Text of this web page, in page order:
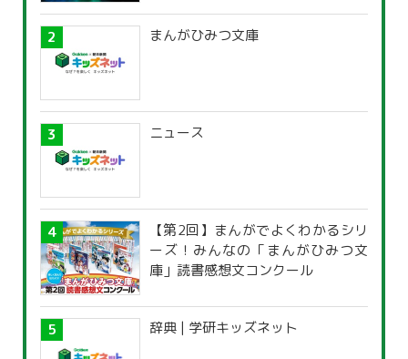
まんがひみつ文庫
ニュース
【第2回】まんがでよくわかるシリ
ーズ！みんなの「まんがひみつ文
庫」読書感想文コンクール
辞典 | 学研キッズネット